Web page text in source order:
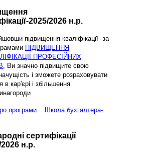
2025/2026 н.р.
підвищення кваліфікації за
ПІДВИЩЕННЯ
ПРОФЕСІЙНИХ
, Ви значно підвищите свою
і зможете розраховувати
в кар'єрі і збільшення
програми
Школа бухгалтера-
сертифікації
н.р.